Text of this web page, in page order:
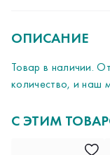
ОПИСАНИЕ
Товар в наличии.
количество, и наш
С ЭТИМ